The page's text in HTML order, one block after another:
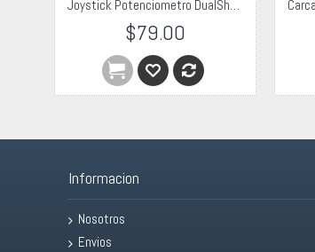
Joystick Potenciometro DualShock3 PS3 Original Alps 4 Patas
$79.00
Informacion
Nosotros
Envios